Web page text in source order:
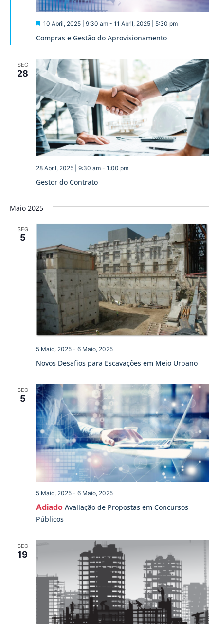
Compras e Gestão do Aprovisionamento
Destaque
10 Abril, 2025 | 9:30 am- 11 Abril, 2025 | 5:30 pm
SEG
28
Gestor do Contrato
28 Abril, 2025 | 9:30 am- 1:00 pm
Maio 2025
SEG
5
Novos Desafios para Escavações em Meio Urbano
5 Maio, 2025- 6 Maio, 2025
SEG
5
Adiado Avaliação de Propostas em Concursos
Públicos
5 Maio, 2025- 6 Maio, 2025
SEG
19